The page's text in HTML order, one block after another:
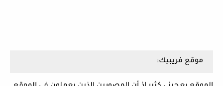
موقع فريبيك: